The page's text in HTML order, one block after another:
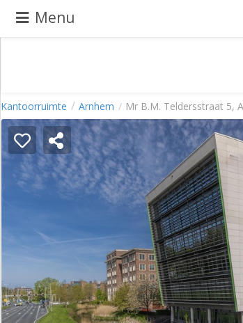
Menu
aanbieden
Pand
zoeken
Waarom
adverteren
Premium
Registreren
Login
Kantoorruimte Arnhem Mr B.M. Teldersstraat 5,